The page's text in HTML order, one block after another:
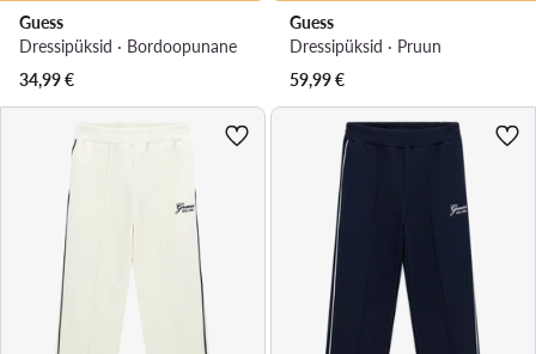
Guess
Dressipüksid · Bordoopunane
34,99€
Guess
Dressipüksid · Pruun
59,99€